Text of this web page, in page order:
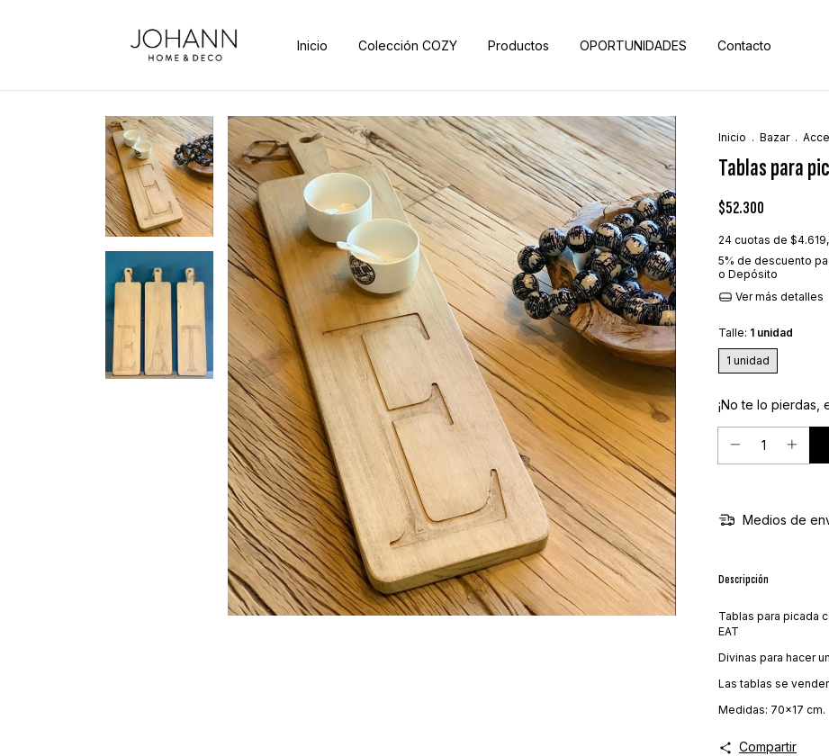
Inicio Colección COZY Productos OPORTUNIDADES Contacto
Inicio . Bazar .
Tablas para
$52.300
24 cuotas de
5% de descuento
o Depósito
Ver más detalles
Talle: 1 unidad
1 unidad
¡No te lo pierdas,
Medios de
Descripción
Tablas para picada
EAT
Divinas para hacer
Las tablas se
Medidas: 70x17 cm.
Compartir